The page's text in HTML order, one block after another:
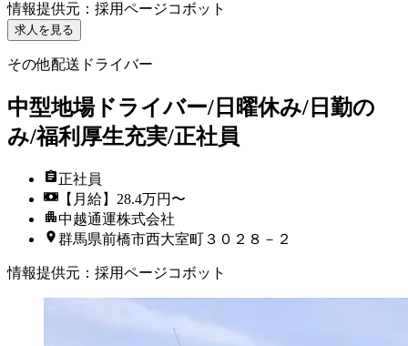
情報提供元 ： 採用ページコボット
求人を見る
その他配送ドライバー
中型地場ドライバー/日曜休み/日勤の
み/福利厚生充実/正社員
正社員
【月給】28.4万円〜
中越通運株式会社
群馬県前橋市西大室町３０２８－２
情報提供元 ： 採用ページコボット